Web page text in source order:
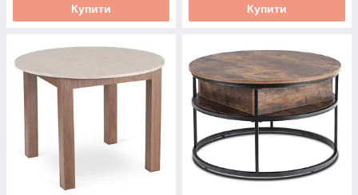
Купити Купити